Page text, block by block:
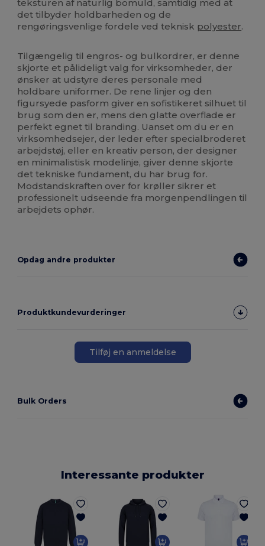
teksturen af naturlig bomuld, samtidig med at
det tilbyder holdbarheden og de
rengøringsvenlige fordele ved teknisk polyester.
Tilgængelig til engros- og bulkordrer, er denne
skjorte et pålideligt valg for virksomheder, der
ønsker at udstyre deres personale med
holdbare uniformer. De rene linjer og den
figursyede pasform giver en sofistikeret silhuet til
brug som den er, mens den glatte overflade er
perfekt egnet til branding. Uanset om du er en
virksomhedsejer, der leder efter specialbroderet
arbejdstøj, eller en kreativ person, der designer
en minimalistisk modelinje, giver denne skjorte
det tekniske fundament, du har brug for.
Modstandskraften over for krøller sikrer et
professionelt udseende fra morgenpendlingen til
arbejdets ophør.
Opdag andre produkter
Produktkundevurderinger
Tilføj en anmeldelse
Bulk Orders
Interessante produkter